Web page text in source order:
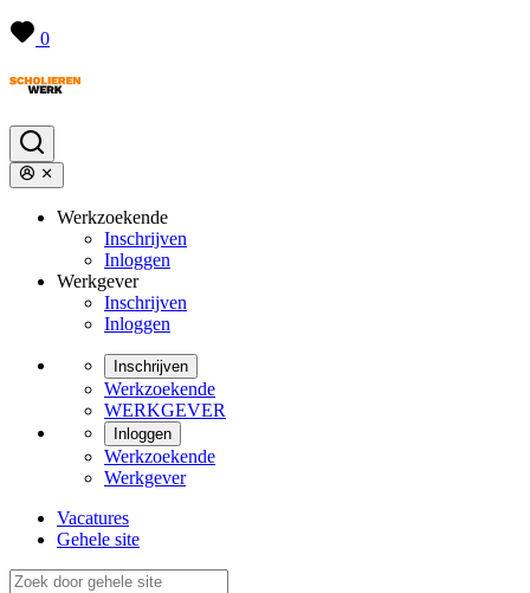
0
Werkzoekende
Inschrijven
Inloggen
Werkgever
Inschrijven
Inloggen
Inschrijven
Werkzoekende
WERKGEVER
Inloggen
Werkzoekende
Werkgever
Vacatures
Gehele site